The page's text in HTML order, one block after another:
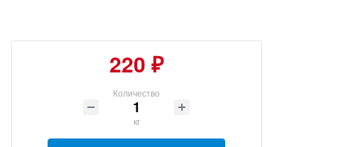
220 ₽
Количество
кг